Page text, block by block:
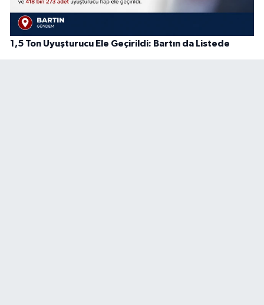
1,5 Ton Uyuşturucu Ele Geçirildi: Bartın da Listede